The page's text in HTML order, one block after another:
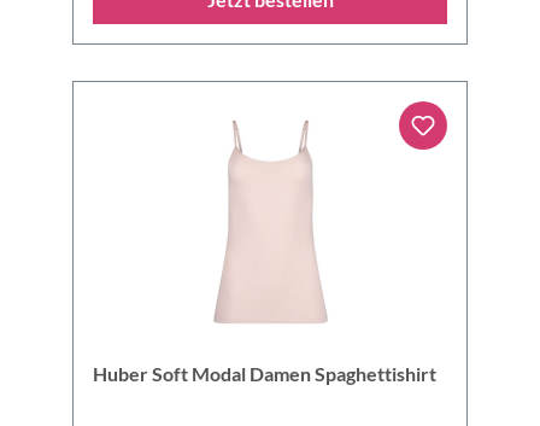
Huber Soft Modal Damen Spaghettishirt